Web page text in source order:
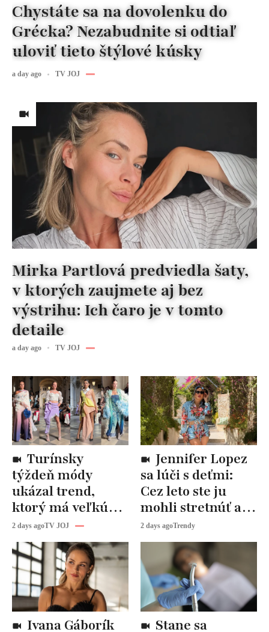
Chystáte sa na dovolenku do
Grécka? Nezabudnite si odtiaľ
uloviť tieto štýlové kúsky
a day ago TV JOJ
Mirka Partlová predviedla šaty,
v ktorých zaujmete aj bez
výstrihu: Ich čaro je v tomto
detaile
a day ago TV JOJ
týždeň módy
ukázal trend,
ktorý má veľkú
budúcnosť: Počuli
ste už o tomto
materiáli?
2 days agoTV JOJ
sa lúči s deťmi:
Cez leto ste ju
mohli stretnúť aj
vy!
2 days agoTrendy